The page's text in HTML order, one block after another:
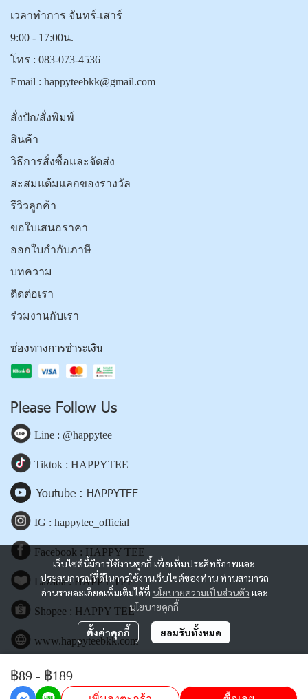
฿89 - ฿189
เว็บไซต์นี้มีการใช้งานคุกกี้ เพื่อเพิ่มประสิทธิภาพและ
ประสบการณ์ที่ดีในการใช้งานเว็บไซต์ของท่าน ท่านสามารถ
อ่านรายละเอียดเพิ่มเติมได้ที่ นโยบายความเป็นส่วนตัว และ
นโยบายคุกกี้
ตั้งค่าคุกกี้ ยอมรับทั้งหมด
เวลาทำการ จันทร์-เสาร์
9:00 - 17:00น.
โทร : 083-073-4536
Email : happyteebkk@gmail.com
สั่งปัก/สั่งพิมพ์
สินค้า
วิธีการสั่งซื้อและจัดส่ง
สะสมแต้มแลกของรางวัล
รีวิวลูกค้า
ขอใบเสนอราคา
ออกใบกำกับภาษี
บทความ
ติดต่อเรา
ร่วมงานกับเรา
ช่องทางการชำระเงิน
Please Follow Us
Line : @happytee
Tiktok : HAPPYTEE
Youtube : HAPPYTEE
IG : happytee_official
Facebook : HAPPY TEE
Lazada : HAPPY TEE
Shopee : HAPPY TEE
www.happyteebkk.com
Copyright | All Rights Reserved | Powered by happyteebkk.com